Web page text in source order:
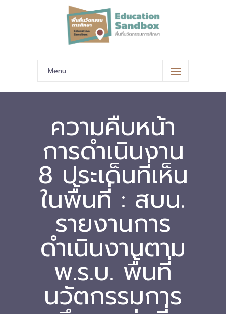
Menu
หน้าหลัก
-- มาตรฐานข้อมูลและมาตรฐานการแลกเปลี่ยนข้อมูล
-- สถานศึกษานำร่อง
-- EdusandboxGM
-- วีดิทัศน์นำเสนอสถานศึกษานำร่อง
-- ปฏิทินการขับเคลื่อนพื้นที่นวัตกรรมการศึกษา
Download
-- กฎหมาย
---- เจตนารมณ์ของ พ.ร.บ.
ความคืบหน้า
การดำเนินงาน
8 ประเด็นที่เห็น
ในพื้นที่ : สบน.
รายงานการ
ดำเนินงานตาม
พ.ร.บ. พื้นที่
นวัตกรรมการ